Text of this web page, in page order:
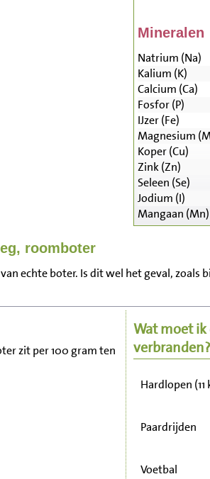
Mineralen
Natrium (Na)
Kalium (K)
Calcium (Ca)
Fosfor (P)
IJzer (Fe)
Magnesium
Koper (Cu)
Zink (Zn)
Seleen (Se)
Jodium (I)
Mangaan (Mn)
roomboter
echte boter. Is dit wel het geval,
zit per 100 gram ten
Wat moet
Wandelen (5
Hardlopen
Paardrijden
Voetbal